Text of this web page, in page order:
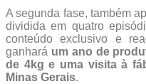
A segunda fase, também
dividida em quatro
conteúdo exclusivo e
ganhará um ano de
de 4kg e uma visita à
Minas Gerais.